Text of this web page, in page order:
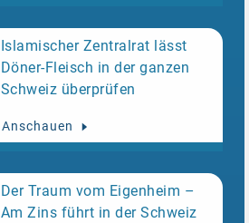
Islamischer Zentralrat lässt
Döner-Fleisch in der ganzen
Schweiz überprüfen
Anschauen
Der Traum vom Eigenheim –
Am Zins führt in der Schweiz